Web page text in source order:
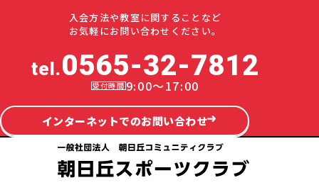
入会方法や教室に関することなど
お気軽にお問い合わせください。
tel.0565-32-7812
9:00～17:00
インターネットでのお問い合わせ